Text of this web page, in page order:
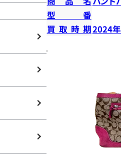
型番
買取時期2024